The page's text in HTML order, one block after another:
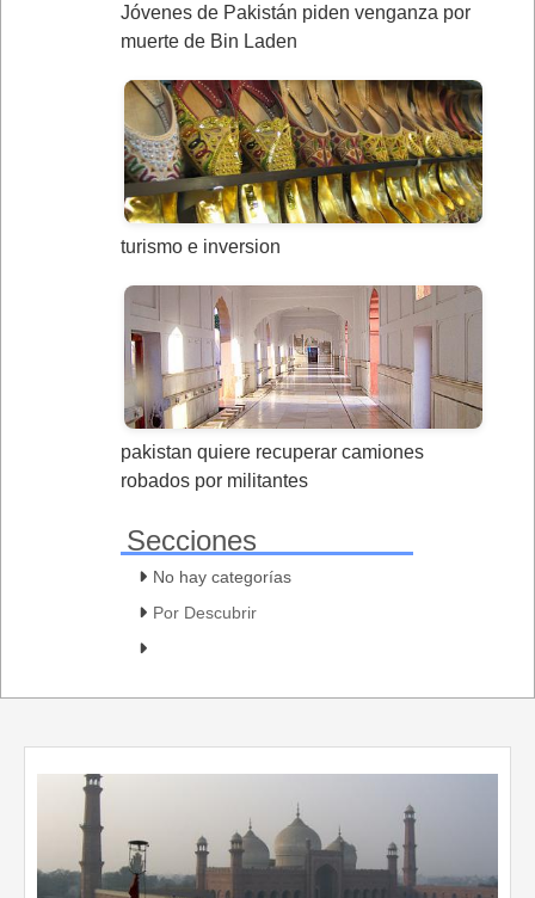
Jóvenes de Pakistán piden venganza por
muerte de Bin Laden
turismo e inversion
pakistan quiere recuperar camiones
robados por militantes
Secciones
No hay categorías
Por Descubrir